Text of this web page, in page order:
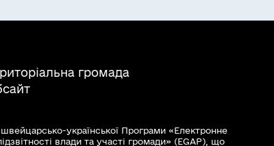
громада
української Програми «Електронне
влади та участі громади» (EGAP), що